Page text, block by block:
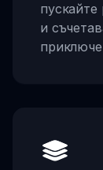
пускайте
и